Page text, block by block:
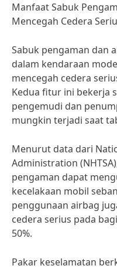
Manfaat Sabuk
Mencegah Cedera
Sabuk pengaman dan
dalam kendaraan
mencegah cedera
Kedua fitur ini bekerja
pengemudi dan
mungkin terjadi saat
Menurut data dari
Administration
pengaman dapat
kecelakaan mobil
penggunaan airbag
cedera serius pada
50%.
Pakar keselamatan